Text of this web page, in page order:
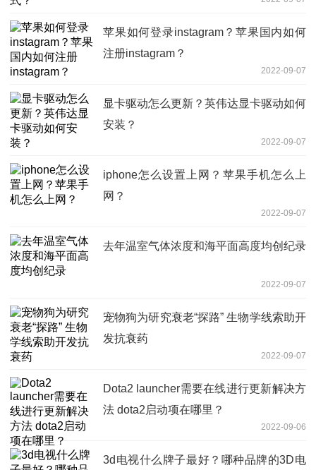
苹果如何登录instagram？苹果国内如何
注册instagram？
2022-09-07
显卡驱动怎么更新？英伟达显卡驱动如何
安装？
2022-09-07
iphone怎么设置上网？苹果手机怎么上
网？
2022-09-07
去年温室气体浓度和海平面高度均创纪录
2022-09-07
宠物狗为研究衰老“探路” 生物学线索助开
发抗衰药
2022-09-07
Dota2 launcher需要在线进行更新解决方
法 dota2启动项在哪里？
2022-09-06
3d电视什么牌子最好？哪种品牌的3D电